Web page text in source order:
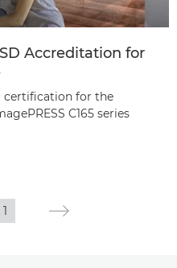
Accreditation for
certification for the
C165 series
1